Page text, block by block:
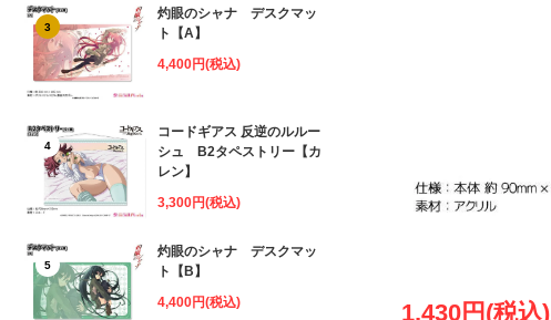
3
灼眼のシャナ デスクマッ
ト【A】
4,400円(税込)
4
コードギアス 反逆のルルー
シュ B2タペストリー【カ
レン】
3,300円(税込)
5
灼眼のシャナ デスクマッ
ト【B】
4,400円(税込)
1,430円(税込)